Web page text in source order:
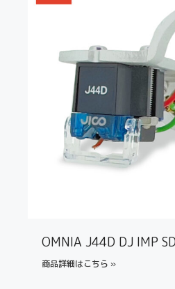
OMNIA J44D DJ IMP
商品詳細はこちら »